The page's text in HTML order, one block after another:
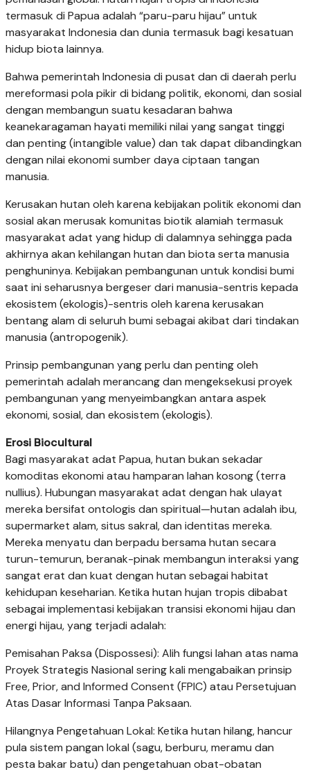
termasuk di Papua adalah “paru-paru hijau” untuk
masyarakat Indonesia dan dunia termasuk bagi kesatuan
hidup biota lainnya.
Bahwa pemerintah Indonesia di pusat dan di daerah perlu
mereformasi pola pikir di bidang politik, ekonomi, dan sosial
dengan membangun suatu kesadaran bahwa
keanekaragaman hayati memiliki nilai yang sangat tinggi
dan penting (intangible value) dan tak dapat dibandingkan
dengan nilai ekonomi sumber daya ciptaan tangan
manusia.
Kerusakan hutan oleh karena kebijakan politik ekonomi dan
sosial akan merusak komunitas biotik alamiah termasuk
masyarakat adat yang hidup di dalamnya sehingga pada
akhirnya akan kehilangan hutan dan biota serta manusia
penghuninya. Kebijakan pembangunan untuk kondisi bumi
saat ini seharusnya bergeser dari manusia-sentris kepada
ekosistem (ekologis)-sentris oleh karena kerusakan
bentang alam di seluruh bumi sebagai akibat dari tindakan
manusia (antropogenik).
Prinsip pembangunan yang perlu dan penting oleh
pemerintah adalah merancang dan mengeksekusi proyek
pembangunan yang menyeimbangkan antara aspek
ekonomi, sosial, dan ekosistem (ekologis).
Erosi Biocultural
Bagi masyarakat adat Papua, hutan bukan sekadar
komoditas ekonomi atau hamparan lahan kosong (terra
nullius). Hubungan masyarakat adat dengan hak ulayat
mereka bersifat ontologis dan spiritual—hutan adalah ibu,
supermarket alam, situs sakral, dan identitas mereka.
Mereka menyatu dan berpadu bersama hutan secara
turun-temurun, beranak-pinak membangun interaksi yang
sangat erat dan kuat dengan hutan sebagai habitat
kehidupan keseharian. Ketika hutan hujan tropis dibabat
sebagai implementasi kebijakan transisi ekonomi hijau dan
energi hijau, yang terjadi adalah:
Pemisahan Paksa (Dispossesi): Alih fungsi lahan atas nama
Proyek Strategis Nasional sering kali mengabaikan prinsip
Free, Prior, and Informed Consent (FPIC) atau Persetujuan
Atas Dasar Informasi Tanpa Paksaan.
Hilangnya Pengetahuan Lokal: Ketika hutan hilang, hancur
pula sistem pangan lokal (sagu, berburu, meramu dan
pesta bakar batu) dan pengetahuan obat-obatan